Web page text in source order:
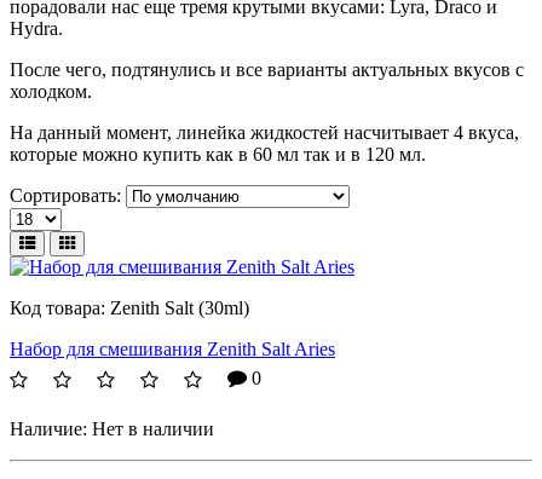
порадовали нас еще тремя крутыми вкусами: Lyra, Draco и
Hydra.
После чего, подтянулись и все варианты актуальных вкусов с
холодком.
На данный момент, линейка жидкостей насчитывает 4 вкуса,
которые можно купить как в 60 мл так и в 120 мл.
Сортировать:
Код товара: Zenith Salt (30ml)
Набор для смешивания Zenith Salt Aries
0
Наличие: Нет в наличии